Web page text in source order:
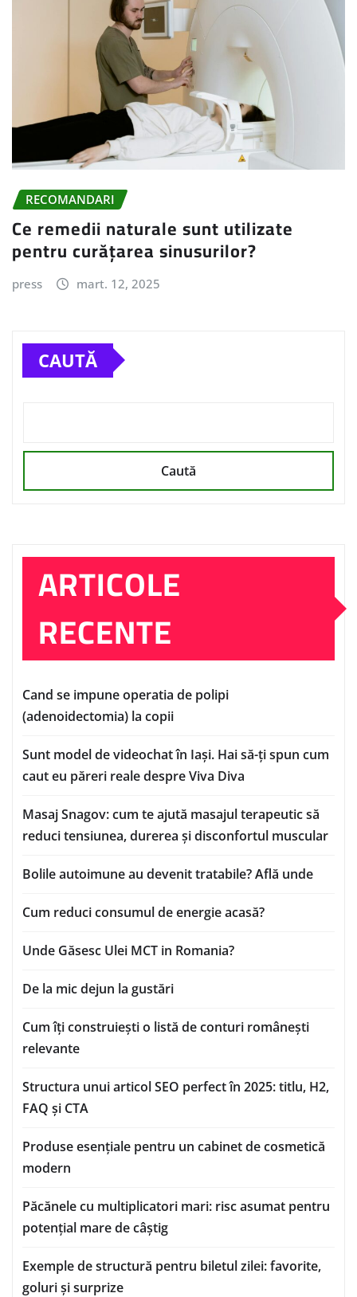
RECOMANDARI
Ce remedii naturale sunt utilizate
pentru curățarea sinusurilor?
press mart. 12, 2025
CAUTĂ
Caută
ARTICOLE
RECENTE
Cand se impune operatia de polipi
(adenoidectomia) la copii
Sunt model de videochat în Iași. Hai să-ți spun cum
caut eu păreri reale despre Viva Diva
Masaj Snagov: cum te ajută masajul terapeutic să
reduci tensiunea, durerea și disconfortul muscular
Bolile autoimune au devenit tratabile? Află unde
Cum reduci consumul de energie acasă?
Unde Găsesc Ulei MCT in Romania?
De la mic dejun la gustări
Cum îți construiești o listă de conturi românești
relevante
Structura unui articol SEO perfect în 2025: titlu, H2,
FAQ și CTA
Produse esențiale pentru un cabinet de cosmetică
modern
Păcănele cu multiplicatori mari: risc asumat pentru
potențial mare de câștig
Exemple de structură pentru biletul zilei: favorite,
goluri și surprize